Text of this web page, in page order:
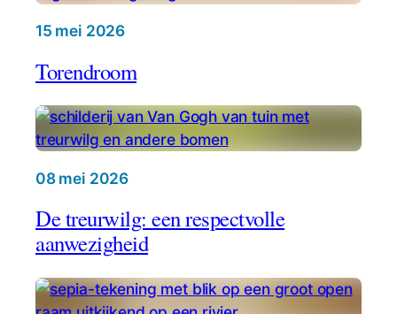
15 mei 2026
Torendroom
08 mei 2026
De treurwilg: een respectvolle
aanwezigheid